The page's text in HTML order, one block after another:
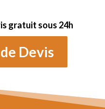
gratuit sous 24h
Devis